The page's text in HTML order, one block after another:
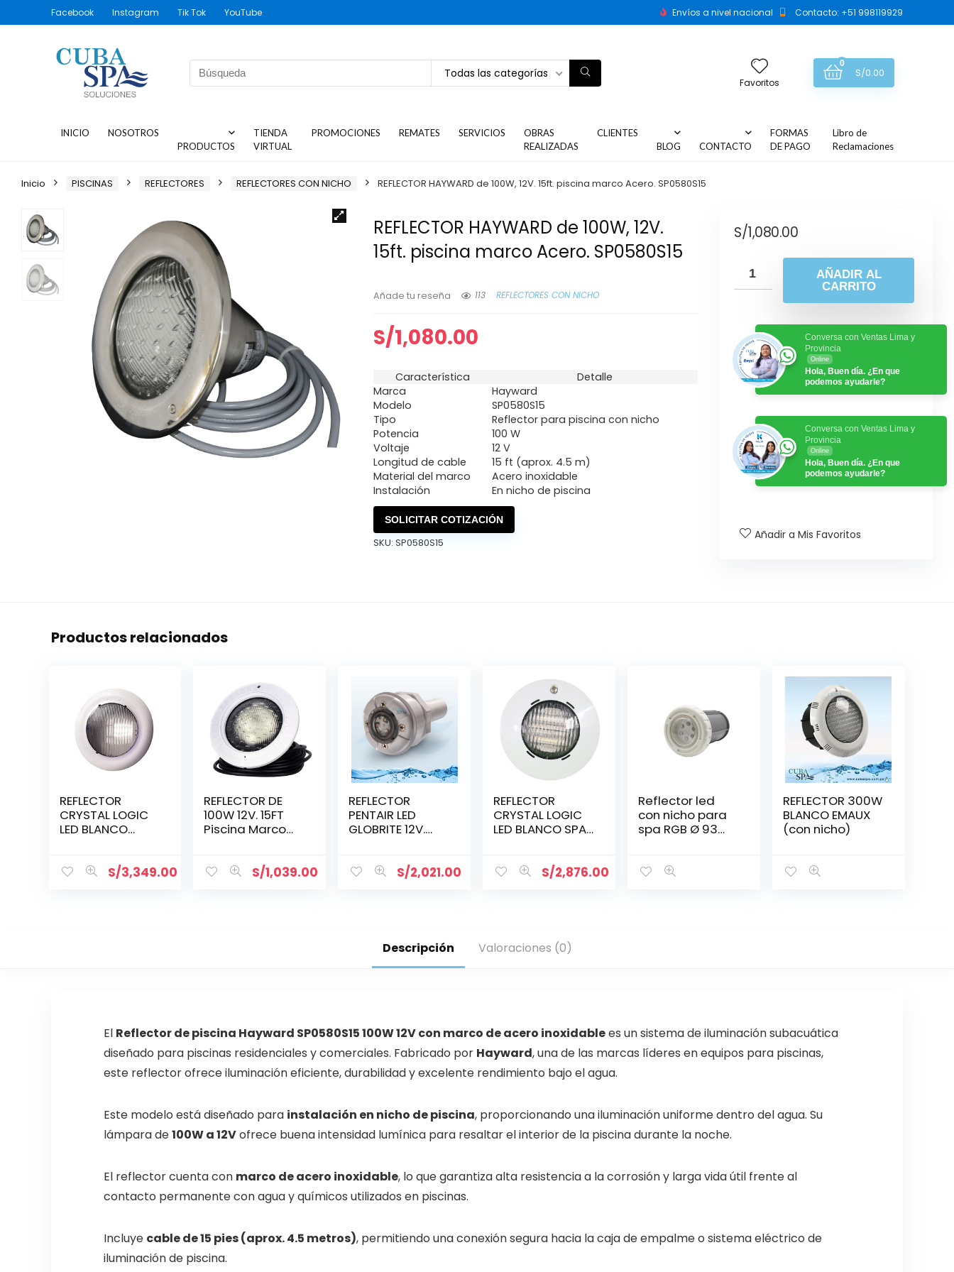
Facebook Instagram Tik Tok YouTube Envíos a nivel nacional Contacto: +51 998119929
Todas las categorías
Favoritos
0
S/0.00
INICIO
NOSOTROS
PRODUCTOS
TIENDA
VIRTUAL
PROMOCIONES REMATES SERVICIOS
OBRAS
REALIZADAS
CLIENTES
BLOG
CONTACTO
FORMAS
DE PAGO
Libro de
Reclamaciones
Inicio PISCINAS REFLECTORES REFLECTORES CON NICHO REFLECTOR HAYWARD de 100W, 12V. 15ft. piscina marco Acero. SP0580S15
REFLECTOR HAYWARD de 100W, 12V.
15ft. piscina marco Acero. SP0580S15
Añade tu reseña 113 REFLECTORES CON NICHO
S/1,080.00
Característica
Detalle
Marca
Hayward
Modelo
SP0580S15
Tipo
Reflector para piscina con nicho
Potencia
100 W
Voltaje
12 V
Longitud de cable
15 ft (aprox. 4.5 m)
Material del marco
Acero inoxidable
Instalación
En nicho de piscina
SOLICITAR COTIZACIÓN
SKU:SP0580S15
S/1,080.00
AÑADIR AL
CARRITO
Conversa con Ventas Lima y
Provincia
Online
Hola, Buen día. ¿En que
podemos ayudarle?
Conversa con Ventas Lima y
Provincia
Online
Hola, Buen día. ¿En que
podemos ayudarle?
Añadir a Mis Favoritos
Productos relacionados
REFLECTOR
CRYSTAL LOGIC
LED BLANCO
HAYWARD
S/3,349.00
REFLECTOR DE
100W 12V. 15FT
Piscina Marco
HAYWARD
S/1,039.00
REFLECTOR
PENTAIR LED
GLOBRITE 12V.
S/2,021.00
REFLECTOR
CRYSTAL LOGIC
LED BLANCO SPA
HAYWARD
S/2,876.00
Reflector led
con nicho para
spa RGB Ø 93
REFLECTOR 300W
BLANCO EMAUX
(con nicho)
Descripción Valoraciones (0)
El Reflector de piscina Hayward SP0580S15 100W 12V con marco de acero inoxidablees un sistema de iluminación subacuática
diseñado para piscinas residenciales y comerciales. Fabricado por Hayward, una de las marcas líderes en equipos para piscinas,
este reflector ofrece iluminación eficiente, durabilidad y excelente rendimiento bajo el agua.
Este modelo está diseñado para instalación en nicho de piscina, proporcionando una iluminación uniforme dentro del agua. Su
lámpara de100W a 12Vofrece buena intensidad lumínica para resaltar el interior de la piscina durante la noche.
El reflector cuenta con marco de acero inoxidable, lo que garantiza alta resistencia a la corrosión y larga vida útil frente al
contacto permanente con agua y químicos utilizados en piscinas.
Incluye cable de 15 pies (aprox. 4.5 metros), permitiendo una conexión segura hacia la caja de empalme o sistema eléctrico de
iluminación de piscina.